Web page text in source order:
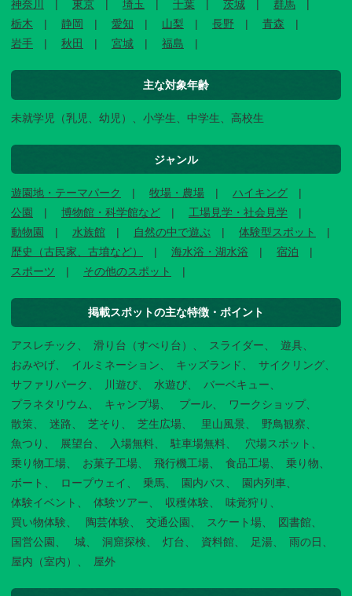
神奈川 東京 埼玉 千葉 茨城
群馬
栃木
静岡 愛知 山梨 長野
青森
岩手
秋田 宮城 福島
主な対象年齢
未就学児（乳児、幼児）、小学生、中学生、高校生
ジャンル
遊園地・テーマパーク 牧場・農場
ハイキング
公園
博物館・科学館など
工場見学・社会見学
動物園
水族館 自然の中で遊ぶ
体験型スポット
歴史（古民家、古墳など）
海水浴・湖水浴
宿泊
スポーツ
その他のスポット
掲載スポットの主な特徴・ポイント
アスレチック 滑り台（すべり台） スライダー
遊具
おみやげ
イルミネーション キッズランド
サイクリング
サファリパーク
川遊び 水遊び
バーベキュー
プラネタリウム
キャンプ場 プール
ワークショップ
散策
迷路 芝そり 芝生広場 里山風景
野鳥観察
魚つり
展望台 入場無料 駐車場無料
穴場スポット
乗り物工場
お菓子工場 飛行機工場 食品工場
乗り物
ボート
ロープウェイ 乗馬 園内バス
園内列車
体験イベント
体験ツアー 収穫体験
味覚狩り
買い物体験
陶芸体験 交通公園 スケート場
図書館
国営公園
城 洞窟探検 灯台 資料館 足湯
雨の日
屋内（室内）
屋外